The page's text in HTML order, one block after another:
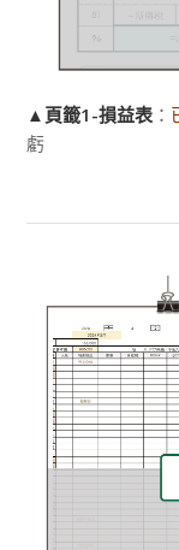
▲頁籤1-損益表 ：
虧